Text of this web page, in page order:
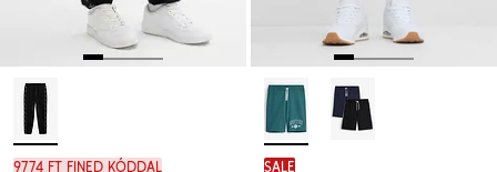
9774 Ft FINED kóddal SALE